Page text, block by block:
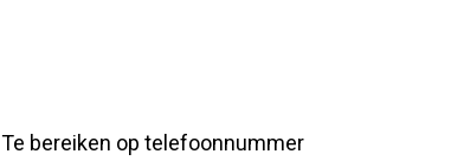
Te bereiken op telefoonnummer